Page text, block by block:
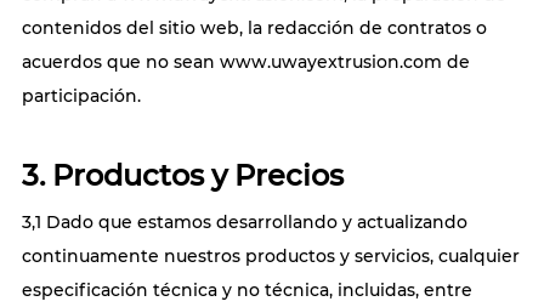
contenidos del sitio web, la redacción de contratos o
acuerdos que no sean www.uwayextrusion.com de
participación.
3. Productos y Precios
3,1 Dado que estamos desarrollando y actualizando
continuamente nuestros productos y servicios, cualquier
especificación técnica y no técnica, incluidas, entre